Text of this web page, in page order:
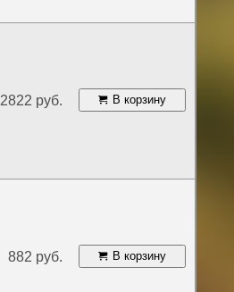
2822 руб. В корзину
882 руб. В корзину